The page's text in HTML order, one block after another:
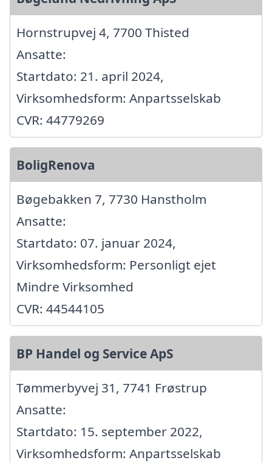
Hornstrupvej 4, 7700 Thisted
Ansatte:
Startdato: 21. april 2024,
Virksomhedsform: Anpartsselskab
CVR: 44779269
BoligRenova
Bøgebakken 7, 7730 Hanstholm
Ansatte:
Startdato: 07. januar 2024,
Virksomhedsform: Personligt ejet
Mindre Virksomhed
CVR: 44544105
BP Handel og Service ApS
Tømmerbyvej 31, 7741 Frøstrup
Ansatte:
Startdato: 15. september 2022,
Virksomhedsform: Anpartsselskab